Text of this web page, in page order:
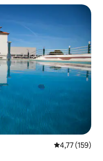
4,77 de uma
4,77 (159)